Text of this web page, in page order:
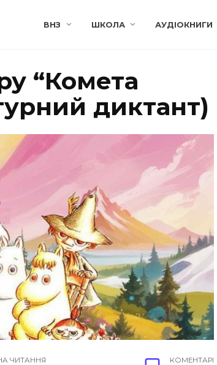
ВНЗ ШКОЛА АУДІОКНИГИ
“Комета
диктант)
ЧИТАННЯ КОМЕНТАРІ